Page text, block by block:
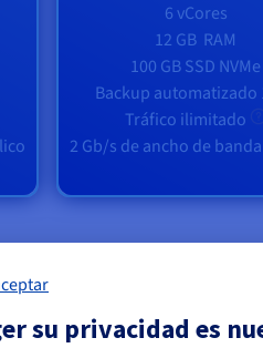
6 vCores
12 GB RAM
100 GB SSD NVMe
Backup automatizado
Tráfico ilimitado
2 Gb/s de ancho de
su privacidad es